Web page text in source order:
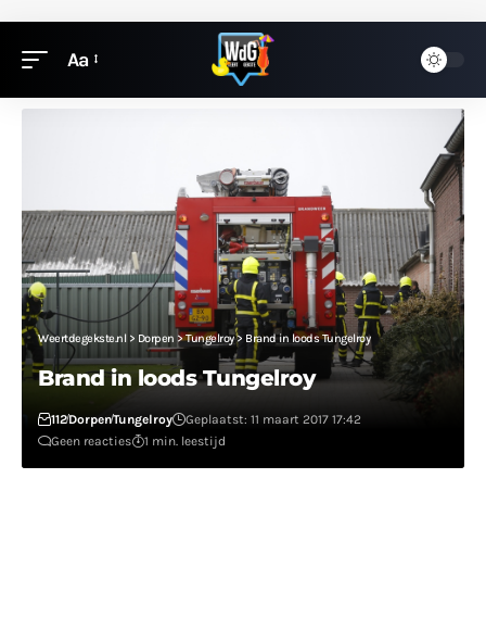
Aa
Weertdegekste.nl > Dorpen >Tungelroy> Brand in loods Tungelroy
Brand in loods Tungelroy
112DorpenTungelroy
Geplaatst: 11 maart 2017 17:42
Geen reacties
1 min. leestijd